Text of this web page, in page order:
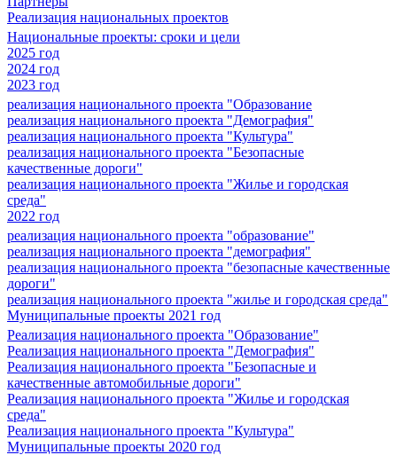
Реализация национальных проектов
Национальные проекты: сроки и цели
2025 год
2024 год
2023 год
реализация национального проекта "Образование
реализация национального проекта "Демография"
реализация национального проекта "Культура"
реализация национального проекта "Безопасные
качественные дороги"
реализация национального проекта "Жилье и городская
среда"
2022 год
реализация национального проекта "образование"
реализация национального проекта "демография"
реализация национального проекта "безопасные качественные
дороги"
реализация национального проекта "жилье и городская среда"
Муниципальные проекты 2021 год
Реализация национального проекта "Образование"
Реализация национального проекта "Демография"
Реализация национального проекта "Безопасные и
качественные автомобильные дороги"
Реализация национального проекта "Жилье и городская
среда"
Реализация национального проекта "Культура"
Муниципальные проекты 2020 год